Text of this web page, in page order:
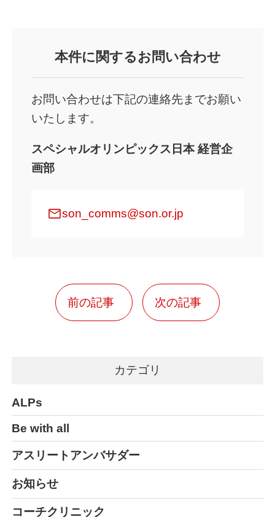
本件に関するお問い合わせ
お問い合わせは下記の連絡先までお願い
いたします。
スペシャルオリンピックス日本 経営企
画部
mailson_comms@son.or.jp
前の記事 次の記事
カテゴリ
ALPs
Be with all
アスリートアンバサダー
お知らせ
コーチクリニック